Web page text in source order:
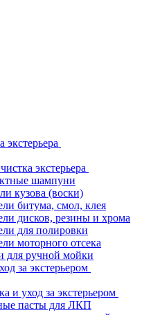
экстерьера
шампуни
кузова (воски)
битума, смол, клея
дисков, резины и хрома
для полировки
моторного отсека
ручной мойки
за экстерьером
и уход за экстерьером
пасты для ЛКП